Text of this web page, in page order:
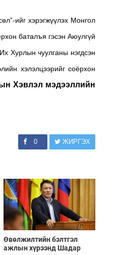
ийг хэрэгжүүлэх Монгол
баталъя гэсэн Аюулгүй
Хурлын чуулганы нэгдсэн
хэлэлцээрийгсоёрхон
Хэвлэл мэдээллийн
0 ЖИРГЭХ
Өвөлжилтийн бэлтгэл
ажлын хүрээнд Шадар